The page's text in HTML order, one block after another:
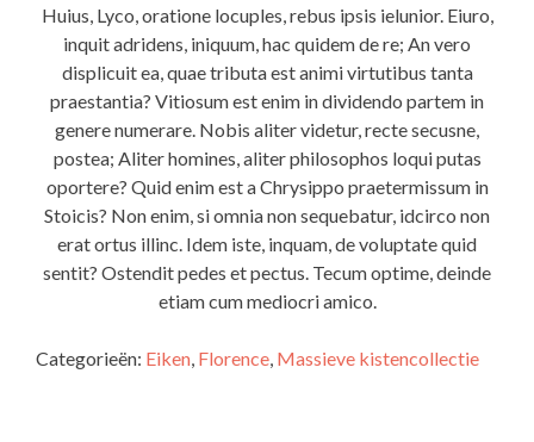
Huius, Lyco, oratione locuples, rebus ipsis ielunior. Eiuro,
inquit adridens, iniquum, hac quidem de re; An vero
displicuit ea, quae tributa est animi virtutibus tanta
praestantia? Vitiosum est enim in dividendo partem in
genere numerare. Nobis aliter videtur, recte secusne,
postea; Aliter homines, aliter philosophos loqui putas
oportere? Quid enim est a Chrysippo praetermissum in
Stoicis? Non enim, si omnia non sequebatur, idcirco non
erat ortus illinc. Idem iste, inquam, de voluptate quid
sentit? Ostendit pedes et pectus. Tecum optime, deinde
etiam cum mediocri amico.
Categorieën: Eiken, Florence, Massieve kistencollectie